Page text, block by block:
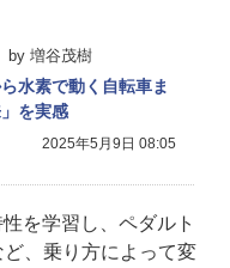
by 増谷茂樹
水素で動く自転車ま
を実感
2025年5月9日 08:05
を学習し、ペダルト
、乗り方によって変